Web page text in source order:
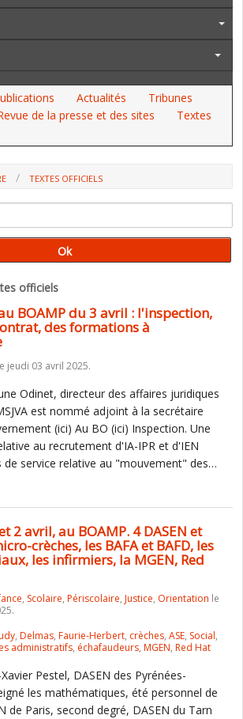
Actualités
Tribunes
de la presse et des sites
Textes
TEXTES OFFICIELS
officiels
BOAMP du 3 avril : l'inspection,
des formations à
jeudi 03 avril 2025.
Odinet, directeur des affaires juridiques
est nommé adjoint à la secrétaire
(ici) Au BO (ici) Inspection. Une
au recrutement d'IA-IPR et d'IEN
de service relative au "mouvement" des…
2 avril, au BOAMP. 4 DASEN et
crèches, les BAFA et BAFD, les
les infirmiers, la MGEN, Red
, Scolaire, Périscolaire, Justice, Orientation le
, Delmas, Faurie-Herbert, crèches, ASE, Social,
administratifs, échafaudeurs, MGEN, Red Hat
Pestel, DASEN des Pyrénées-
les mathématiques, été personnel de
de Paris, second degré, DASEN du Tarn